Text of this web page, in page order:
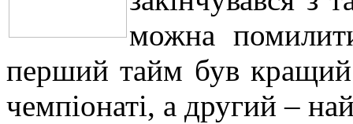
можна
перший тайм був кращий
чемпіонаті, а другий –